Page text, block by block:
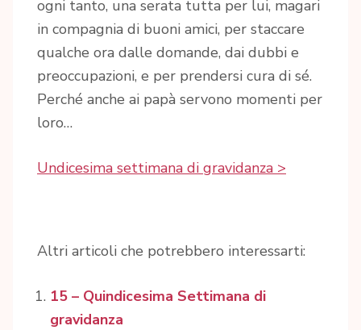
ogni tanto, una serata tutta per lui, magari
in compagnia di buoni amici, per staccare
qualche ora dalle domande, dai dubbi e
preoccupazioni, e per prendersi cura di sé.
Perché anche ai papà servono momenti per
loro…
Undicesima settimana di gravidanza >
Altri articoli che potrebbero interessarti:
15 – Quindicesima Settimana di
gravidanza